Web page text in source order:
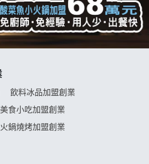
加盟說明會
明會
飲料冰品加盟創業
美食小吃加盟創業
火鍋燒烤加盟創業